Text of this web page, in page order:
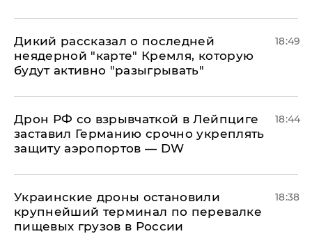
Дикий рассказал о последней
неядерной "карте" Кремля, которую
будут активно "разыгрывать"
18:49
​Дрон РФ со взрывчаткой в Лейпциге
заставил Германию срочно укреплять
защиту аэропортов — DW
18:44
Украинские дроны остановили
крупнейший терминал по перевалке
пищевых грузов в России
18:38